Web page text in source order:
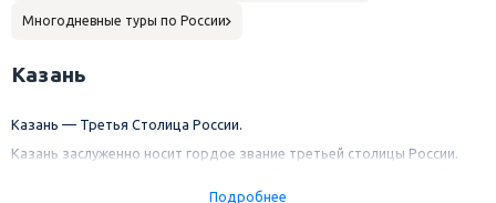
Многодневные туры по России
Казань
Казань — Третья Столица России.
Казань заслуженно носит гордое звание третьей столицы России.
уникальной культурой и потрясающей архитектурой.
Подробнее